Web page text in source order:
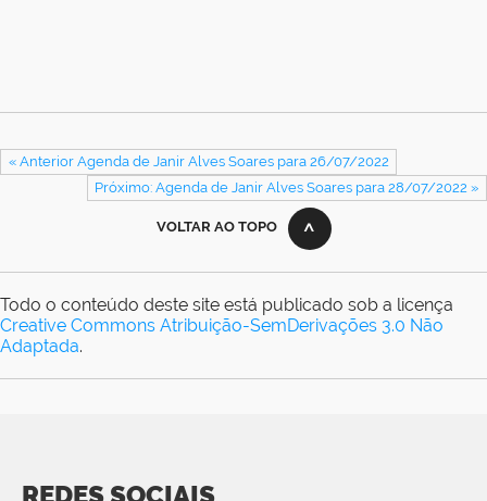
« Anterior Agenda de Janir Alves Soares para 26/07/2022
Próximo: Agenda de Janir Alves Soares para 28/07/2022 »
VOLTAR AO TOPO
Todo o conteúdo deste site está publicado sob a licença
Creative Commons Atribuição-SemDerivações 3.0 Não
Adaptada.